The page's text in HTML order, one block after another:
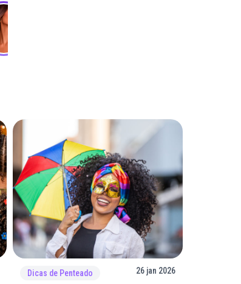
Dicas de Penteado 26 jan 2026